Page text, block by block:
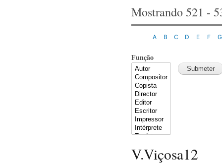
Mostrando 521 -
A B C D E F G
Função
V.Viçosa12